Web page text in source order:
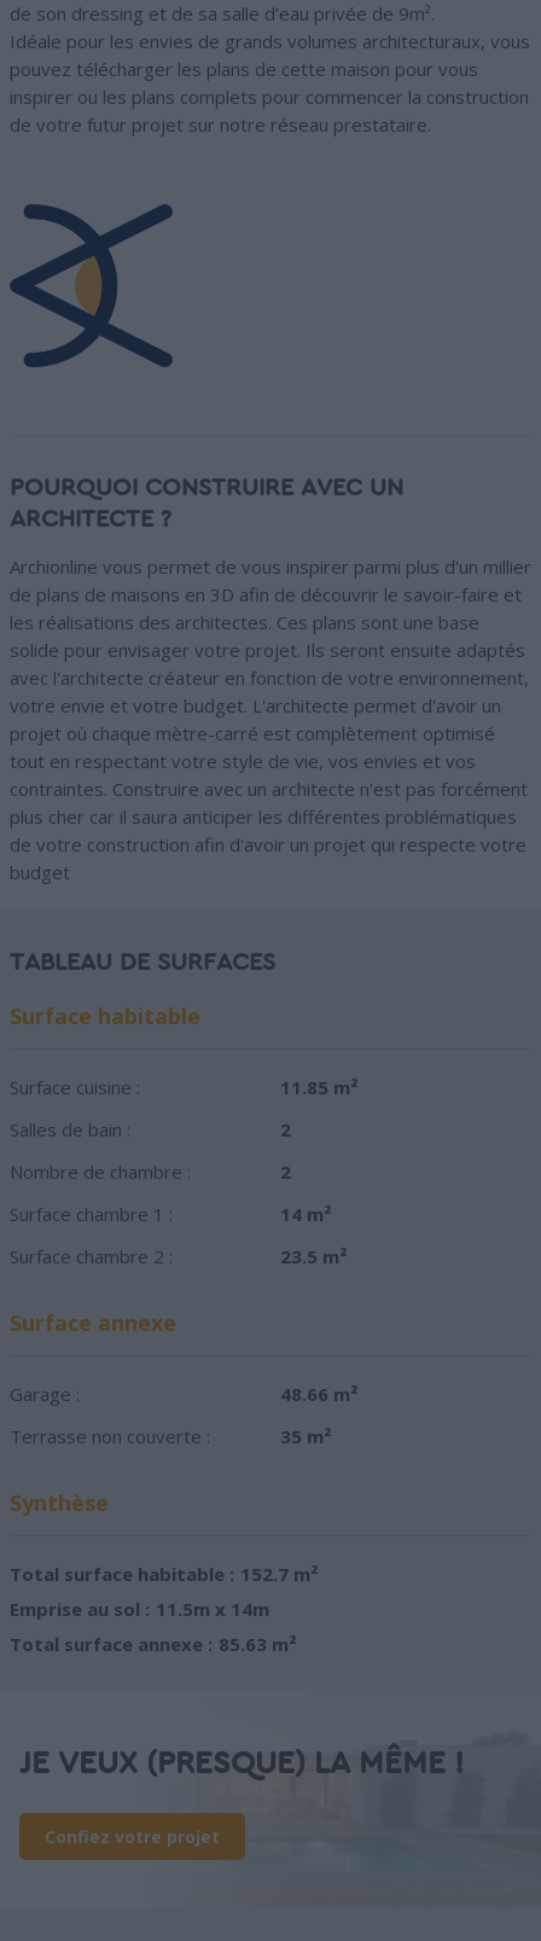
de son dressing et de sa salle d’eau privée de 9m².
Idéale pour les envies de grands volumes architecturaux, vous
pouvez télécharger les plans de cette maison pour vous
inspirer ou les plans complets pour commencer la construction
de votre futur projet sur notre réseau prestataire.
POURQUOI CONSTRUIRE AVEC UN
ARCHITECTE ?
Archionline vous permet de vous inspirer parmi plus d'un millier
de plans de maisons en 3D afin de découvrir le savoir-faire et
les réalisations des architectes. Ces plans sont une base
solide pour envisager votre projet. Ils seront ensuite adaptés
avec l'architecte créateur en fonction de votre environnement,
votre envie et votre budget. L'architecte permet d'avoir un
projet où chaque mètre-carré est complètement optimisé
tout en respectant votre style de vie, vos envies et vos
contraintes. Construire avec un architecte n'est pas forcément
plus cher car il saura anticiper les différentes problématiques
de votre construction afin d'avoir un projet qui respecte votre
budget
TABLEAU DE SURFACES
Surface habitable
Surface cuisine :
11.85 m²
Salles de bain :
2
Nombre de chambre :
2
Surface chambre 1 :
14 m²
Surface chambre 2 :
23.5 m²
Surface annexe
Garage :
48.66 m²
Terrasse non couverte :
35 m²
Synthèse
Total surface habitable : 152.7 m²
Emprise au sol : 11.5m x 14m
Total surface annexe : 85.63 m²
JE VEUX (PRESQUE) LA MÊME !
Confiez votre projet